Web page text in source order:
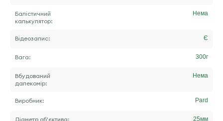
Балістичний
калькулятор:
Нема
Відеозапис: Є
Вага: 300г
Вбудований
далекомір:
Нема
Виробник: Pard
Діаметр об'єктива: 25мм